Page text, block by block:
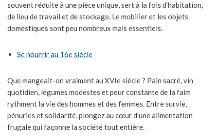
souvent réduite à une pièce unique, sert à la fois d’habitation,
de lieu de travail et de stockage. Le mobilier et les objets
domestiques sont peu nombreux mais essentiels.
Se nourrir au 16e siècle
Que mangeait-on vraiment au XVIe siècle ? Pain sacré, vin
quotidien, légumes modestes et peur constante de la faim
rythment la vie des hommes et des femmes. Entre survie,
pénuries et solidarité, plongez au cœur d’une alimentation
frugale qui façonne la société tout entière.